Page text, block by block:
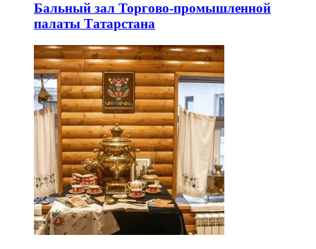
Бальный зал Торгово-промышленной
палаты Татарстана